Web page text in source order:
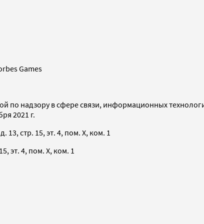
Games
по надзору в сфере связи, информационных
2021 г.
13, стр. 15, эт. 4, пом. X, ком. 1
эт. 4, пом. X, ком. 1